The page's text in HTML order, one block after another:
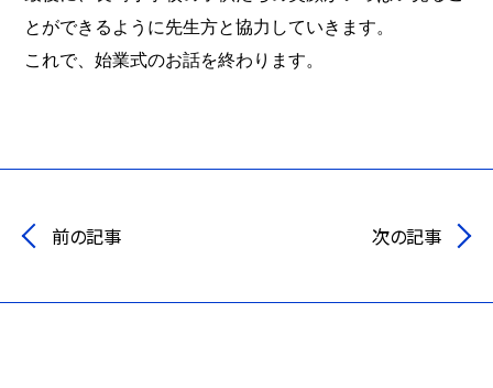
とができるように先生方と協力していきます。
これで、始業式のお話を終わります。
前の記事 次の記事